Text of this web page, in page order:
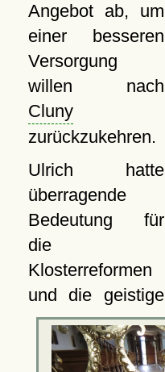
Angebot ab, um
einer besseren
Versorgung
willen nach
Cluny
zurückzukehren.
Ulrich hatte
überragende
Bedeutung für
die
Klosterreformen
und die geistige